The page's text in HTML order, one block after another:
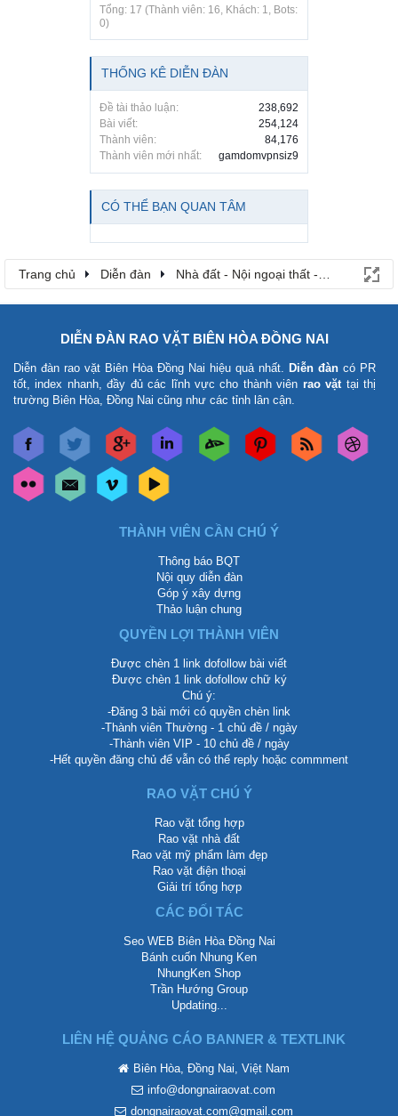
Tổng: 17 (Thành viên: 16, Khách: 1, Bots:
0)
THỐNG KÊ DIỄN ĐÀN
Đề tài thảo luận:
238,692
Bài viết:
254,124
Thành viên:
84,176
Thành viên mới nhất:
gamdomvpnsiz9
CÓ THỂ BẠN QUAN TÂM
Trang chủ Diễn đàn Nhà đất - Nội ngoại thất - Phương tiện
DIỄN ĐÀN RAO VẶT BIÊN HÒA ĐỒNG NAI
Diễn đàn rao vặt Biên Hòa Đồng Nai hiệu quả nhất. Diễn đàn có PR
tốt, index nhanh, đầy đủ các lĩnh vực cho thành viên rao vặttại thị
trường Biên Hòa, Đồng Nai cũng như các tỉnh lân cận.
THÀNH VIÊN CẦN CHÚ Ý
Thông báo BQT
Nội quy diễn đàn
Góp ý xây dựng
Thảo luận chung
QUYỀN LỢI THÀNH VIÊN
Được chèn 1 link dofollow bài viết
Được chèn 1 link dofollow chữ ký
Chú ý:
-Đăng 3 bài mới có quyền chèn link
-Thành viên Thường - 1 chủ đề / ngày
-Thành viên VIP - 10 chủ đề / ngày
-Hết quyền đăng chủ để vẫn có thể reply hoặc commment
RAO VẶT CHÚ Ý
Rao vặt tổng hợp
Rao vặt nhà đất
Rao vặt mỹ phẩm làm đẹp
Rao vặt điện thoại
Giải trí tổng hợp
CÁC ĐỐI TÁC
Seo WEB Biên Hòa Đồng Nai
Bánh cuốn Nhung Ken
NhungKen Shop
Trần Hướng Group
Updating...
LIÊN HỆ QUẢNG CÁO BANNER & TEXTLINK
Biên Hòa, Đồng Nai, Việt Nam
info@dongnairaovat.com
dongnairaovat.com@gmail.com